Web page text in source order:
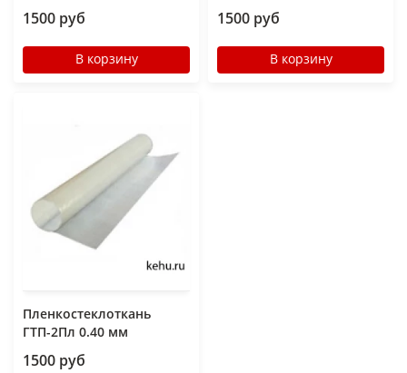
1500 руб
В корзину
1500 руб
В корзину
Пленкостеклоткань
ГТП-2Пл 0.40 мм
1500 руб